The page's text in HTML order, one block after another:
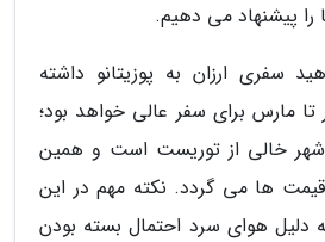
را پیشنهاد می دهیم.
سفری ارزان به پوزیتانو داشته
تا مارس برای سفر عالی خواهد بود؛
شهر خالی از توریست است و همین
ها می گردد. نکته مهم در این
دلیل هوای سرد احتمال بسته بودن